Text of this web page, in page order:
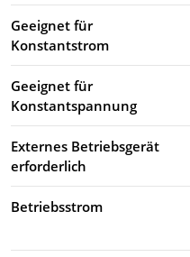
Geeignet für
Konstantstrom
Geeignet für
Konstantspannung
Externes Betriebsgerät
erforderlich
Betriebsstrom